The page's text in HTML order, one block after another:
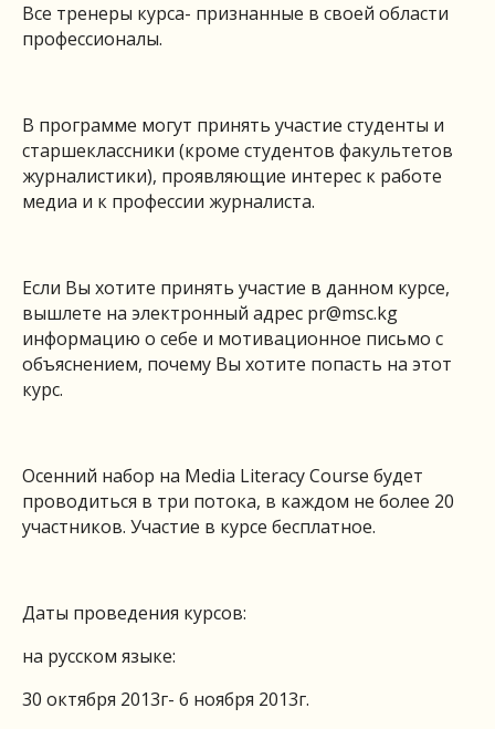
Все тренеры курса- признанные в своей области
профессионалы.
В программе могут принять участие студенты и
старшеклассники (кроме студентов факультетов
журналистики), проявляющие интерес к работе
медиа и к профессии журналиста.
Если Вы хотите принять участие в данном курсе,
вышлете на электронный адрес pr@msc.kg
информацию о себе и мотивационное письмо с
объяснением, почему Вы хотите попасть на этот
курс.
Осенний набор на Media Literacy Course будет
проводиться в три потока, в каждом не более 20
участников. Участие в курсе бесплатное.
Даты проведения курсов:
на русском языке:
30 октября 2013г- 6 ноября 2013г.